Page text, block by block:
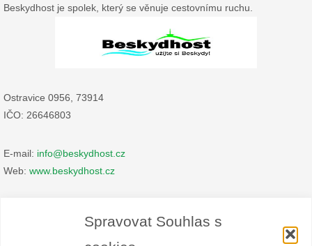
Spravovat Souhlas s
Beskydhost je spolek, který se věnuje cestovnímu ruchu.
Ostravice 0956, 73914
IČO: 26646803
E-mail: info@beskydhost.cz
Web: www.beskydhost.cz